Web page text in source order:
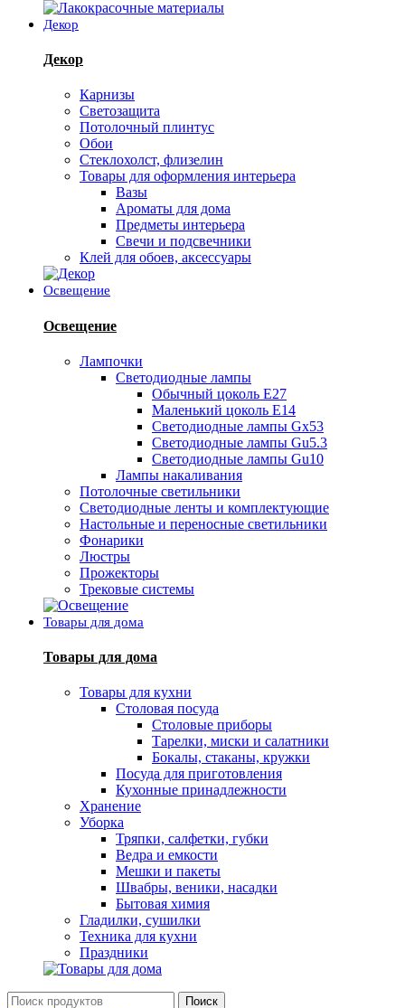
Декор
Декор
Карнизы
Светозащита
Потолочный плинтус
Обои
Стеклохолст, флизелин
Товары для оформления интерьера
Вазы
Ароматы для дома
Предметы интерьера
Свечи и подсвечники
Клей для обоев, аксессуары
Освещение
Освещение
Лампочки
Светодиодные лампы
Обычный цоколь Е27
Маленький цоколь Е14
Светодиодные лампы Gx53
Светодиодные лампы Gu5.3
Светодиодные лампы Gu10
Лампы накаливания
Потолочные светильники
Светодиодные ленты и комплектующие
Настольные и переносные светильники
Фонарики
Люстры
Прожекторы
Трековые системы
Товары для дома
Товары для дома
Товары для кухни
Столовая посуда
Столовые приборы
Тарелки, миски и салатники
Бокалы, стаканы, кружки
Посуда для приготовления
Кухонные принадлежности
Хранение
Уборка
Тряпки, салфетки, губки
Ведра и емкости
Мешки и пакеты
Швабры, веники, насадки
Бытовая химия
Гладилки, сушилки
Техника для кухни
Праздники
Поиск